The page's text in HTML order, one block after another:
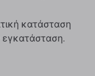
κατάσταση
εγκατάσταση.